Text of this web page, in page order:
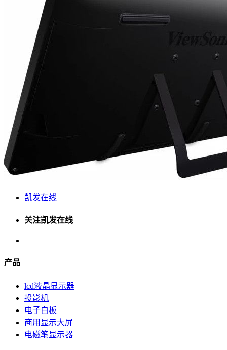
凯发在线
关注凯发在线
产品
lcd液晶显示器
投影机
电子白板
商用显示大屏
电磁笔显示器